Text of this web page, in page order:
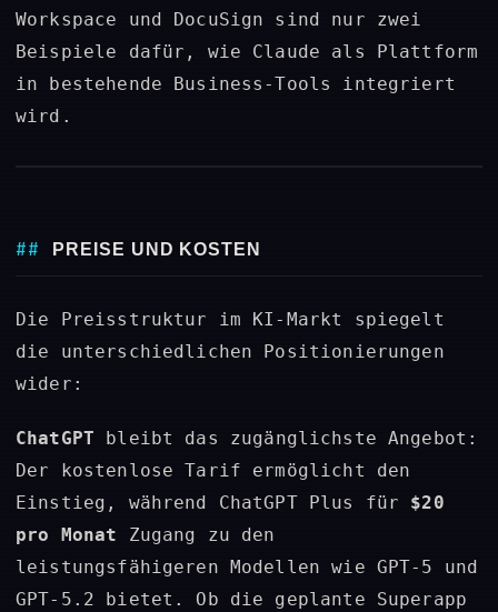
Workspace und DocuSign sind nur zwei
Beispiele dafür, wie Claude als Plattform
in bestehende Business-Tools integriert
wird.
PREISE UND KOSTEN
Die Preisstruktur im KI-Markt spiegelt
die unterschiedlichen Positionierungen
wider:
ChatGPT bleibt das zugänglichste Angebot:
Der kostenlose Tarif ermöglicht den
Einstieg, während ChatGPT Plus für $20
pro Monat Zugang zu den
leistungsfähigeren Modellen wie GPT-5 und
GPT-5.2 bietet. Ob die geplante Superapp